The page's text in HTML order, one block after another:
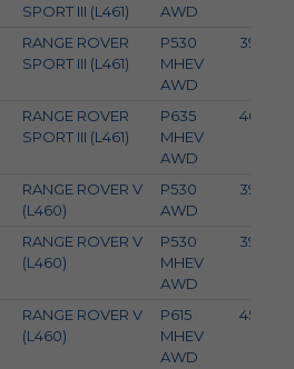
SPORT III (L461)
AWD
RANGE ROVER
SPORT III (L461)
P530
MHEV
AWD
390
RANGE ROVER
SPORT III (L461)
P635
MHEV
AWD
467
RANGE ROVER V
(L460)
P530
AWD
390
RANGE ROVER V
(L460)
P530
MHEV
AWD
390
RANGE ROVER V
(L460)
P615
MHEV
AWD
452